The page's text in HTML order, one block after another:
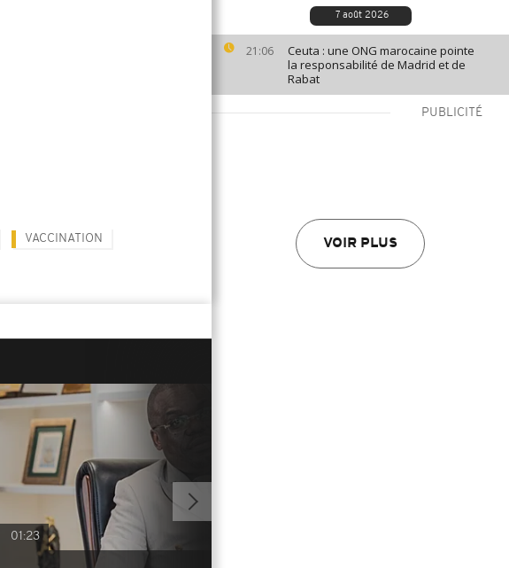
7 août 2026
21:06
Ceuta : une ONG marocaine pointe
la responsabilité de Madrid et de
Rabat
PUBLICITÉ
VOIR PLUS
VACCINATION
01:23